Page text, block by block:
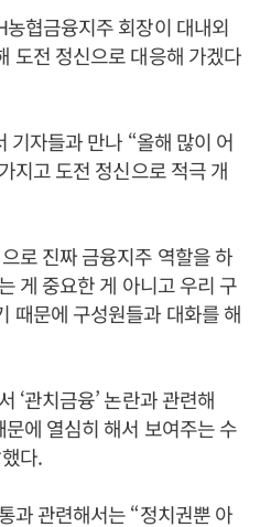
협금융지주 회장이 대내외
도전 정신으로 대응해 가겠다
기자들과 만나 “올해 많이 어
지고 도전 정신으로 적극 개
로 진짜 금융지주 역할을 하
게 중요한 게 아니고 우리 구
때문에 구성원들과 대화를 해
‘관치금융’ 논란과 관련해
에 열심히 해서 보여주는 수
다.
과 관련해서는 “정치권뿐 아